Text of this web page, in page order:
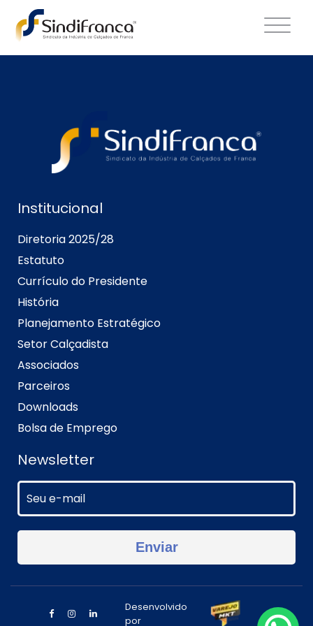
Institucional
Diretoria 2025/28
Estatuto
Currículo do Presidente
História
Planejamento Estratégico
Setor Calçadista
Associados
Parceiros
Downloads
Bolsa de Emprego
Newsletter
Desenvolvido
por